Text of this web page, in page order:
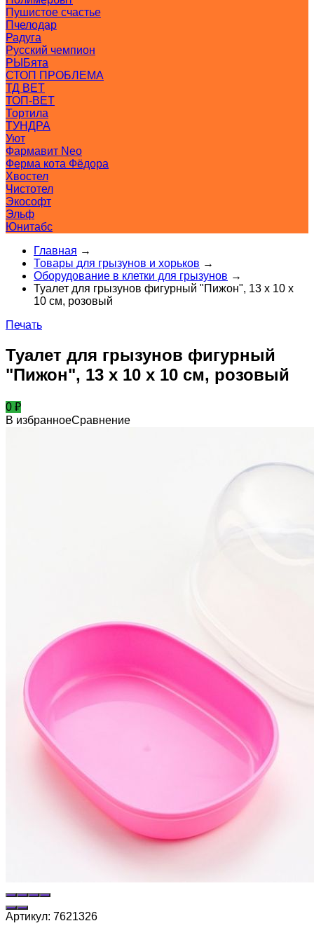
Пушистое счастье
Пчелодар
Радуга
Русский чемпион
РЫБята
СТОП ПРОБЛЕМА
ТД ВЕТ
ТОП-ВЕТ
Тортила
ТУНДРА
Уют
Фармавит Neo
Ферма кота Фёдора
Хвостел
Чистотел
Экософт
Эльф
Юнитабс
Главная →
Товары для грызунов и хорьков →
Оборудование в клетки для грызунов →
Туалет для грызунов фигурный "Пижон", 13 х 10 х
10 см, розовый
Печать
Туалет для грызунов фигурный
"Пижон", 13 х 10 х 10 см, розовый
0 ₽
В избранноеСравнение
Артикул: 7621326